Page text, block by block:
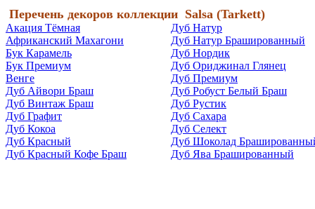
Перечень декоров коллекции Salsa (Tarkett)
Акация Тёмная
Африканский Махагони
Бук Карамель
Бук Премиум
Венге
Дуб Айвори Браш
Дуб Винтаж Браш
Дуб Графит
Дуб Кокоа
Дуб Красный
Дуб Красный Кофе Браш
Дуб Натур
Дуб Натур Брашированный
Дуб Нордик
Дуб Ориджинал Глянец
Дуб Премиум
Дуб Робуст Белый Браш
Дуб Рустик
Дуб Сахара
Дуб Селект
Дуб Шоколад
Дуб Ява Брашированный